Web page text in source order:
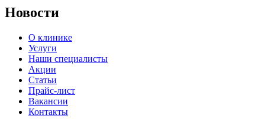
Новости
О клинике
Услуги
Наши специалисты
Акции
Статьи
Прайс-лист
Вакансии
Контакты